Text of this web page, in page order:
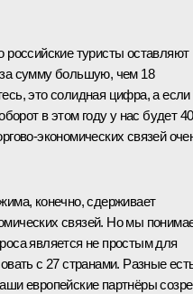
российские туристы оставляют
сумму большую, чем 18
это солидная цифра, а если
в этом году у нас будет
экономических связей
конечно, сдерживает
связей. Но мы
является не простым для
с 27 странами. Разные
европейские партнёры